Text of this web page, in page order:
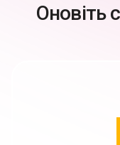
Оновіть